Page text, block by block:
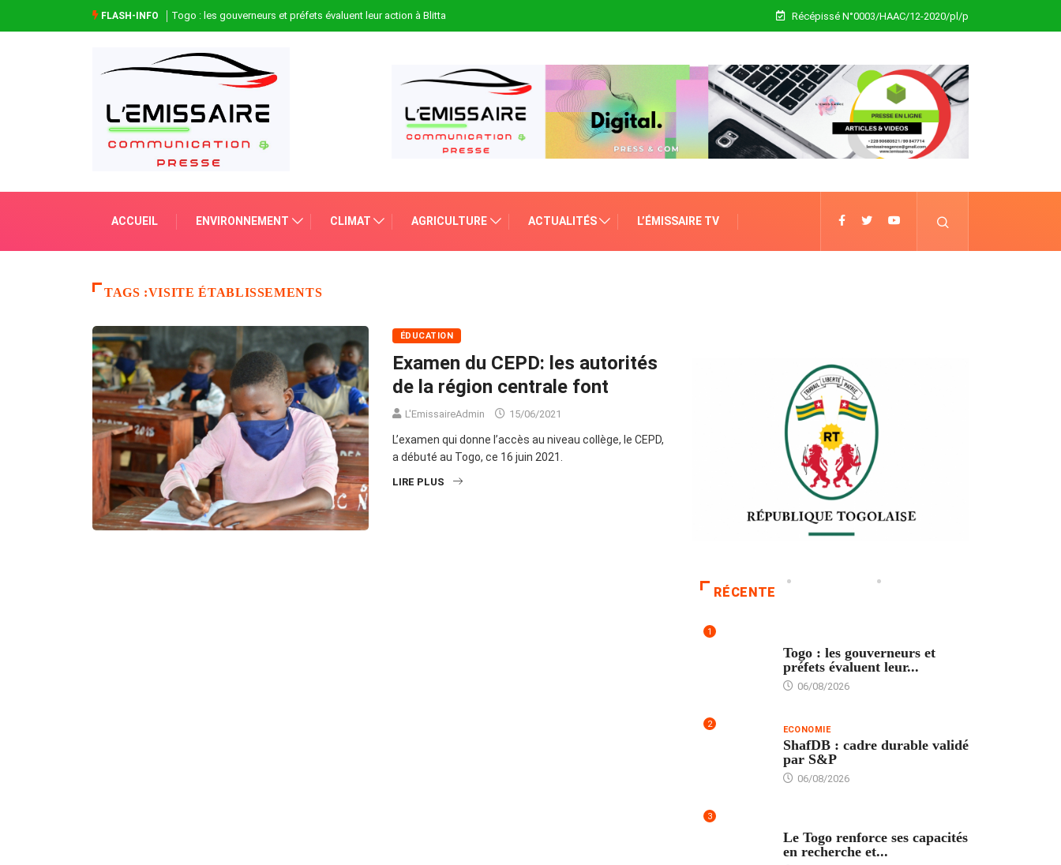
FLASH-INFO Togo : les gouverneurs et préfets évaluent leur action à Blitta Récépissé N°0003/HAAC/12-2020/pl/p
ACCUEIL ENVIRONNEMENT CLIMAT AGRICULTURE ACTUALITÉS L’ÉMISSAIRE TV
TAGS :VISITE ÉTABLISSEMENTS
ÉDUCATION
Examen du CEPD: les autorités
de la région centrale font
L'EmissaireAdmin 15/06/2021
L’examen qui donne l’accès au niveau collège, le CEPD,
a débuté au Togo, ce 16 juin 2021.
LIRE PLUS
RÉCENTE
1
Togo : les gouverneurs et
préfets évaluent leur...
06/08/2026
2 ECONOMIE
ShafDB : cadre durable validé
par S&P
06/08/2026
3
Le Togo renforce ses capacités
en recherche et...